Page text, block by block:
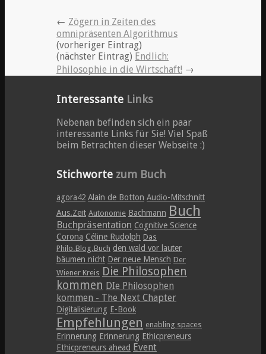
← Zögern in Zeiten des
omnipräsenten Algorithmus
(vorheriger Eintrag)
(nächster Eintrag) Endlich:
Philosophie in die Wirtschaft! →
Interessante Links
Nebenan befinden sich ein paar
interessante Links für Sie! Viel Spaß
beim Betrachten dieser Webseite :)
Stichworte zum Buch
agora42 Alain de Botton Audio-Mitschnitt
Aus.Zeit Autonomie Bachmann Buch
Buchpräsentation Cognitive Science
Corona Céline Rudolph Das
Philo.Blog.Buch den wald vor lauter
bäumen nicht Der neue Mensch Der
Wiener Kreis Die Philosophen
kommen DIe Philosophen
kommen - The Next Chapter
Digitalisierung E-Book
Empfehlungen enabling spaces
Erinnerung Erinnerung Ethicpreneurs
Ethicpreneurs ahead Event